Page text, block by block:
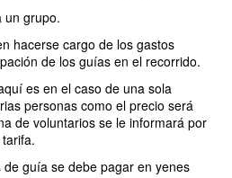
un grupo.
hacerse cargo de los gastos
de los guías en el recorrido.
es en el caso de una sola
personas como el precio será
de voluntarios se le informará por
de guía se debe pagar en yenes